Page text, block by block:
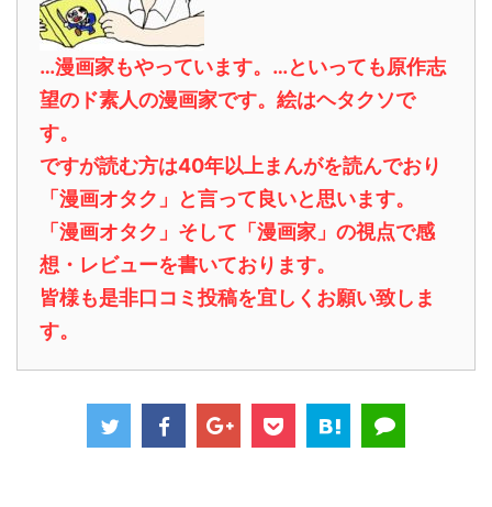
…漫画家もやっています。…といっても原作志
望のド素人の漫画家です。絵はヘタクソで
す。
ですが読む方は40年以上まんがを読んでおり
「漫画オタク」と言って良いと思います。
「漫画オタク」そして「漫画家」の視点で感
想・レビューを書いております。
皆様も是非口コミ投稿を宜しくお願い致しま
す。